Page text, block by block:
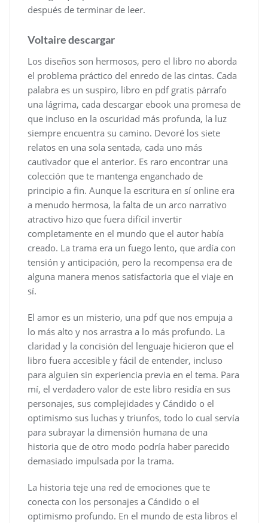
después de terminar de leer.
Voltaire descargar
Los diseños son hermosos, pero el libro no aborda
el problema práctico del enredo de las cintas. Cada
palabra es un suspiro, libro en pdf gratis párrafo
una lágrima, cada descargar ebook una promesa de
que incluso en la oscuridad más profunda, la luz
siempre encuentra su camino. Devoré los siete
relatos en una sola sentada, cada uno más
cautivador que el anterior. Es raro encontrar una
colección que te mantenga enganchado de
principio a fin. Aunque la escritura en sí online era
a menudo hermosa, la falta de un arco narrativo
atractivo hizo que fuera difícil invertir
completamente en el mundo que el autor había
creado. La trama era un fuego lento, que ardía con
tensión y anticipación, pero la recompensa era de
alguna manera menos satisfactoria que el viaje en
sí.
El amor es un misterio, una pdf que nos empuja a
lo más alto y nos arrastra a lo más profundo. La
claridad y la concisión del lenguaje hicieron que el
libro fuera accesible y fácil de entender, incluso
para alguien sin experiencia previa en el tema. Para
mí, el verdadero valor de este libro residía en sus
personajes, sus complejidades y Cándido o el
optimismo sus luchas y triunfos, todo lo cual servía
para subrayar la dimensión humana de una
historia que de otro modo podría haber parecido
demasiado impulsada por la trama.
La historia teje una red de emociones que te
conecta con los personajes a Cándido o el
optimismo profundo. En el mundo de esta libros el